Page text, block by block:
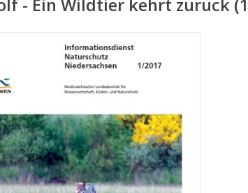
- Ein Wildtier kehrt zurück